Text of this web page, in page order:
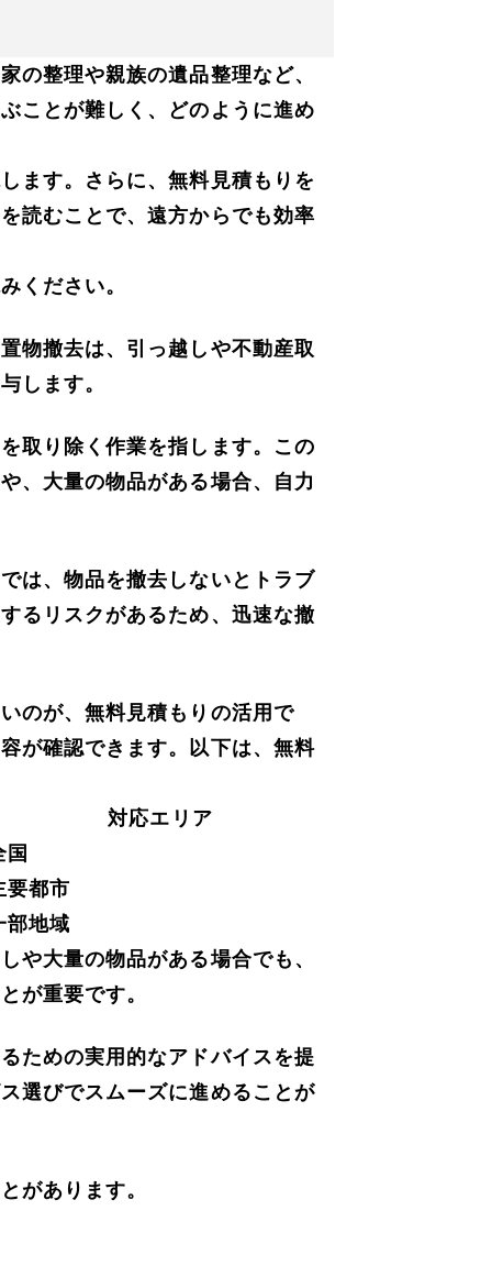
の整理や親族の遺品整理など、
ことが難しく、どのように進め
ます。さらに、無料見積もりを
読むことで、遠方からでも効率
ください。
物撤去は、引っ越しや不動産取
します。
取り除く作業を指します。この
、大量の物品がある場合、自力
は、物品を撤去しないとトラブ
るリスクがあるため、迅速な撤
のが、無料見積もりの活用で
が確認できます。以下は、無料
対応エリア
国
要都市
部地域
や大量の物品がある場合でも、
が重要です。
ための実用的なアドバイスを提
選びでスムーズに進めることが
があります。